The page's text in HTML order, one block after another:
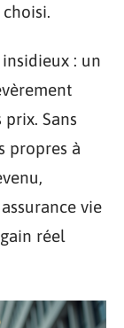
: un
Sans
propres à
vie
réel